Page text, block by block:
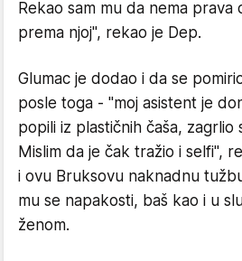
Rekao sam mu da nema
prema njoj", rekao je Dep.
Glumac je dodao i da se
posle toga - "moj asistent je
popili iz plastičnih čaša, zagrlio
Mislim da je čak tražio i selfi",
i ovu Bruksovu naknadnu
mu se napakosti, baš kao i u
ženom.